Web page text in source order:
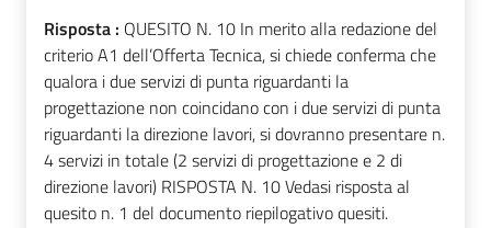
Risposta : QUESITO N. 10 In merito alla redazione del
criterio A1 dell’Offerta Tecnica, si chiede conferma che
qualora i due servizi di punta riguardanti la
progettazione non coincidano con i due servizi di punta
riguardanti la direzione lavori, si dovranno presentare n.
4 servizi in totale (2 servizi di progettazione e 2 di
direzione lavori) RISPOSTA N. 10 Vedasi risposta al
quesito n. 1 del documento riepilogativo quesiti.